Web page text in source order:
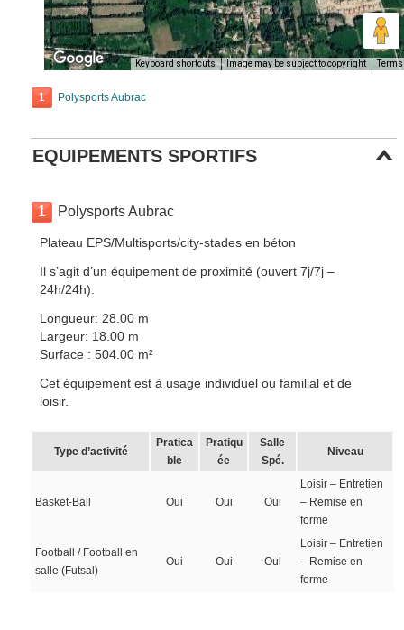
Keyboard shortcuts Image may be subject to copyright Terms
1 Polysports Aubrac
EQUIPEMENTS SPORTIFS
1 Polysports Aubrac
Plateau EPS/Multisports/city-stades en béton
Il s’agit d’un équipement de proximité (ouvert 7j/7j –
24h/24h).
Longueur: 28.00 m
Largeur: 18.00 m
Surface : 504.00 m²
Cet équipement est à usage individuel ou familial et de
loisir.
Type d’activité
Pratica
ble
Pratiqu
ée
Salle
Spé.
Niveau
Basket-Ball Oui Oui Oui
Loisir – Entretien
– Remise en
forme
Football / Football en
salle (Futsal)
Oui Oui Oui
Loisir – Entretien
– Remise en
forme